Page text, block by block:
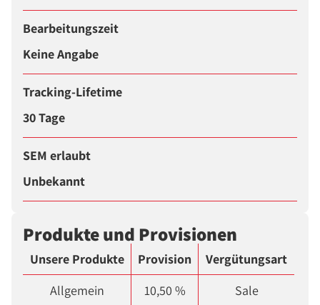
Bearbeitungszeit
Keine Angabe
Tracking-Lifetime
30 Tage
SEM erlaubt
Unbekannt
Produkte und Provisionen
Unsere Produkte Provision
Vergütungsart
Allgemein
10,50 % Sale